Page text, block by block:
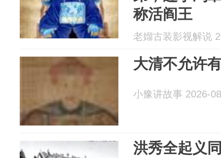
称活阎王
老媹古装影视解说
大清不允许
小豫讲故事 2026-
洪秀全起义